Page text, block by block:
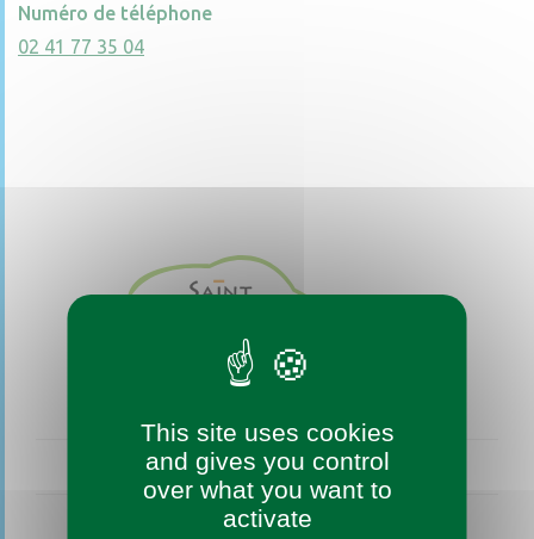
Numéro de téléphone
02 41 77 35 04
This site uses cookies
and gives you control
over what you want to
activate